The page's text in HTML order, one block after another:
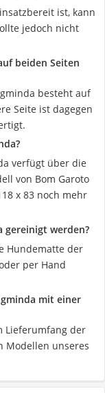
ist, kann
jedoch nicht
beiden Seiten
besteht auf
Seite ist dagegen
verfügt über die
von Bom Garoto
x 83 noch mehr
gereinigt werden?
Hundematte der
per Hand
mit einer
Lieferumfang der
Modellen unseres